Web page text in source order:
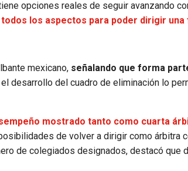
opciones reales de seguir avanzando
los aspectos para poder dirigir una
mexicano, señalando que forma
desarrollo del cuadro de eliminación lo
mostrado tanto como cuarta
de volver a dirigir como árbitra
de colegiados designados, destacó que